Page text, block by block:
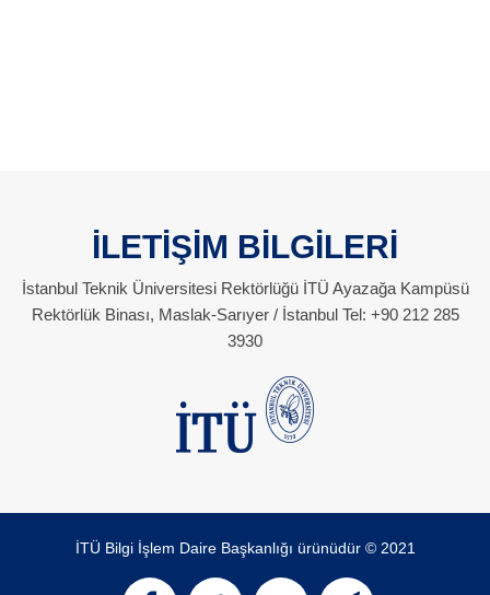
İLETİŞİM BİLGİLERİ
İstanbul Teknik Üniversitesi Rektörlüğü İTÜ Ayazağa Kampüsü
Rektörlük Binası, Maslak-Sarıyer / İstanbul Tel: +90 212 285
3930
İTÜ Bilgi İşlem Daire Başkanlığı ürünüdür © 2021